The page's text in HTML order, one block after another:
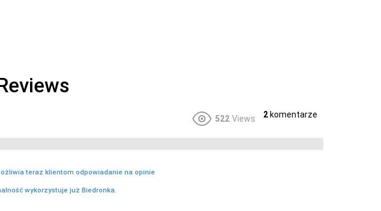
522 Views 2 komentarze
teraz klientom odpowiadanie na opinie
wykorzystuje już Biedronka.